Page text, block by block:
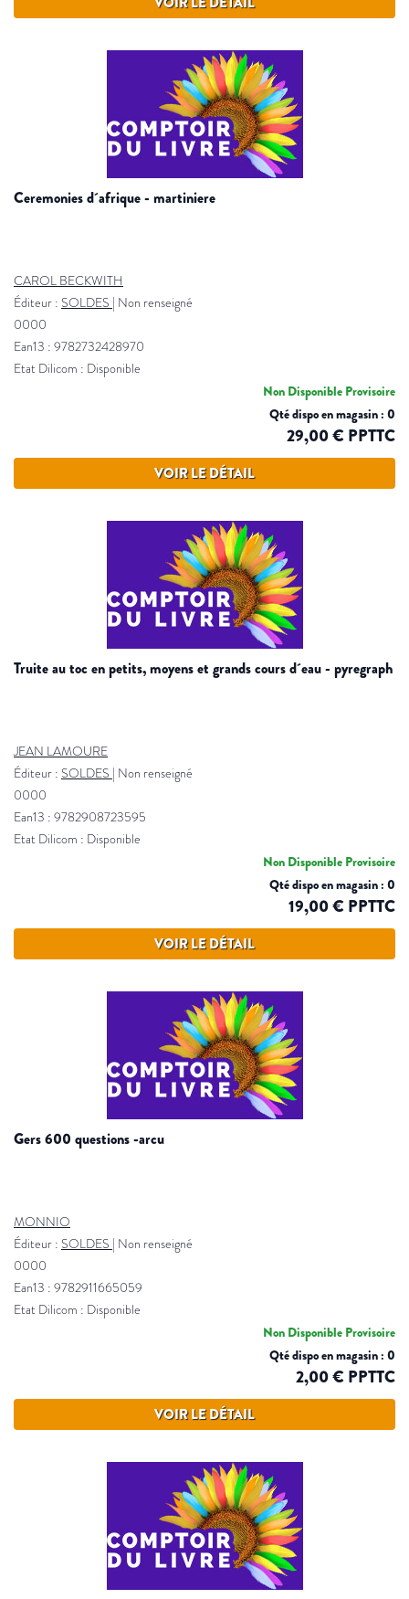
ceremonies d´afrique - martiniere
CAROL BECKWITH
Éditeur : SOLDES | Non renseigné
0000
Ean13 : 9782732428970
Etat Dilicom : Disponible
Non Disponible Provisoire
Qté dispo en magasin : 0
29,00 € PPTTC
VOIR LE DÉTAIL
truite au toc en petits, moyens et grands cours d´eau - pyregraph
JEAN LAMOURE
Éditeur : SOLDES | Non renseigné
0000
Ean13 : 9782908723595
Etat Dilicom : Disponible
Non Disponible Provisoire
Qté dispo en magasin : 0
19,00 € PPTTC
VOIR LE DÉTAIL
gers 600 questions -arcu
MONNIO
Éditeur : SOLDES | Non renseigné
0000
Ean13 : 9782911665059
Etat Dilicom : Disponible
Non Disponible Provisoire
Qté dispo en magasin : 0
2,00 € PPTTC
VOIR LE DÉTAIL